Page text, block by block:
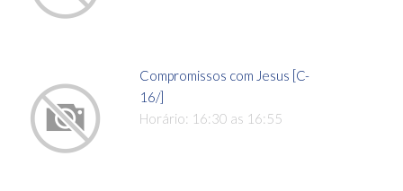
Compromissos com Jesus [C-
16/]
Horário: 16:30 as 16:55